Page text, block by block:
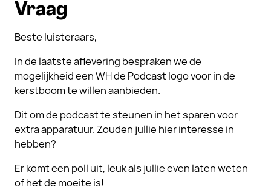
Vraag
Beste luisteraars,
In de laatste aflevering bespraken we de
mogelijkheid een WH de Podcast logo voor in de
kerstboom te willen aanbieden.
Dit om de podcast te steunen in het sparen voor
extra apparatuur. Zouden jullie hier interesse in
hebben?
Er komt een poll uit, leuk als jullie even laten weten
of het de moeite is!